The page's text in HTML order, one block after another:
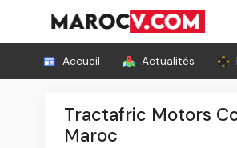
Accueil Actualités
Tractafric Motors
Maroc